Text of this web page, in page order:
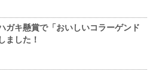
ガキ懸賞で「おいしいコラーゲンド
ました！